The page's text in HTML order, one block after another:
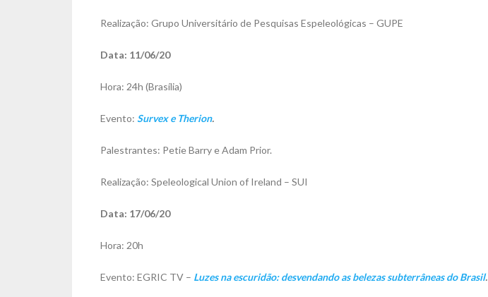
Realização: Grupo Universitário de Pesquisas Espeleológicas – GUPE
Data: 11/06/20
Hora: 24h (Brasília)
Evento: Survex e Therion.
Palestrantes: Petie Barry e Adam Prior.
Realização: Speleological Union of Ireland – SUI
Data: 17/06/20
Hora: 20h
Evento: EGRIC TV – Luzes na escuridão: desvendando as belezas subterrâneas do Brasil.